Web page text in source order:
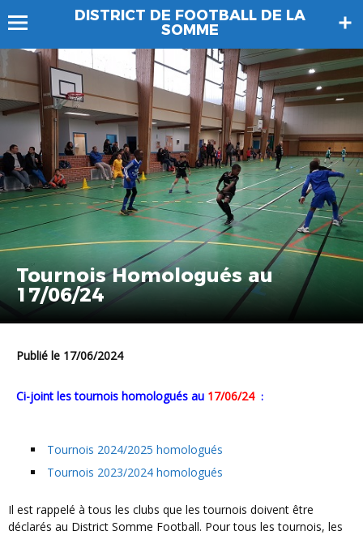
DISTRICT DE FOOTBALL DE LA
SOMME
Tournois Homologués au
17/06/24
Publié le 17/06/2024
Ci-joint les tournois homologués au 17/06/24 :
Tournois 2024/2025 homologués
Tournois 2023/2024 homologués
Il est rappelé à tous les clubs que les tournois doivent être
déclarés au District Somme Football. Pour tous les tournois, les